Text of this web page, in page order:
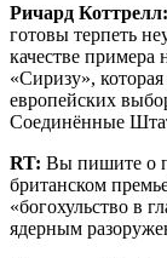
Ричард Коттрелл:
готовы терпеть
качестве
«Сиризу»,
европейских
Соединённые
RT: Вы пишите о
британском
«богохульство в
ядерным